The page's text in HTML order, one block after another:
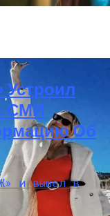
Устроил
СМИ
Об